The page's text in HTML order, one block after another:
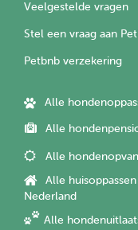
Veelgestelde vragen
Stel een vraag aan
Petbnb verzekering
Alle
Alle
Alle
Alle
Nederland
Alle